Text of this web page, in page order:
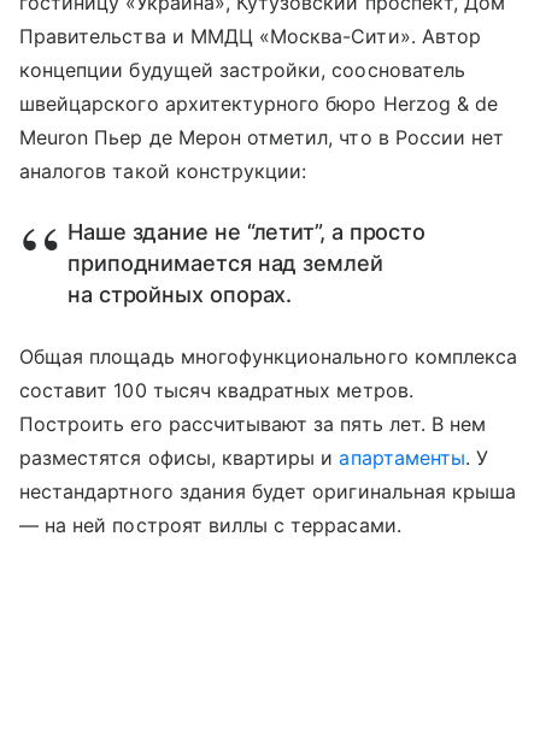
Правительства и ММДЦ «Москва-Сити». Автор
концепции будущей застройки, сооснователь
швейцарского архитектурного бюро Herzog & de
Meuron Пьер де Мерон отметил, что в России нет
аналогов такой конструкции:
Наше здание не “летит”, а просто
приподнимается над землей
на стройных опорах.
Общая площадь многофункционального комплекса
составит 100 тысяч квадратных метров.
Построить его рассчитывают за пять лет. В нем
разместятся офисы, квартиры иапартаменты. У
нестандартного здания будет оригинальная крыша
— на ней построят виллы с террасами.